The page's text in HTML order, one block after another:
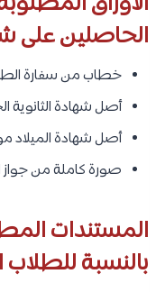
الحاصلين على
خطاب من سفارة
أصل شهادة الثانوية
أصل شهادة الميلاد موثقة
صورة كاملة من جواز
المستندات
بالنسبة للطلاب